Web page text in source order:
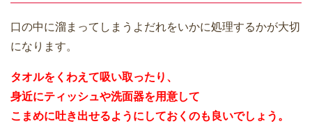
口の中に溜まってしまうよだれをいかに処理するかが大切
になります。
タオルをくわえて吸い取ったり、
身近にティッシュや洗面器を用意して
こまめに吐き出せるようにしておくのも良いでしょう。